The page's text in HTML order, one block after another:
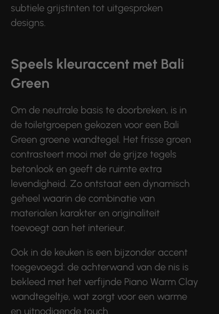
subtiele grijstinten tot uitgesproken
designs.
Speels kleuraccent met Bali
Green
Om de neutrale basis te doorbreken, is in
de toiletgroepen gekozen voor een Bali
Green groene wandtegel. Het frisse groen
contrasteert mooi met de grijze tegels
betonlook en geeft de ruimte extra
levendigheid. Zo ontstaat een dynamisch
geheel waarin de combinatie van
materialen karakter en originaliteit
toevoegt aan het interieur.
Ook in de keuken is een bijzonder accent
toegevoegd: de achterwand van de nis is
bekleed met het verfijnde Piano Warm Clay
wandtegeltje, wat zorgt voor een warme
en uitnodigende touch.